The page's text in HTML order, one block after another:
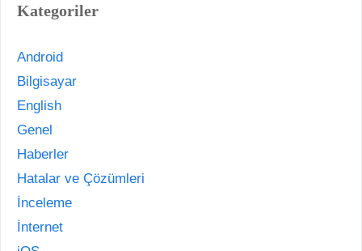
Kategoriler
Android
Bilgisayar
English
Genel
Haberler
Hatalar ve Çözümleri
İnceleme
İnternet